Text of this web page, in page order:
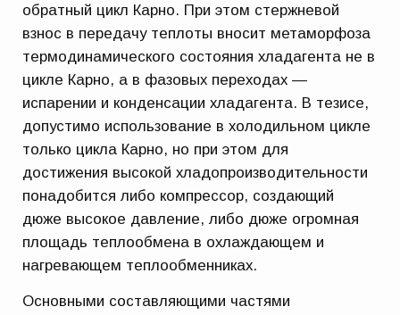
обратный цикл Карно. При этом стержневой
взнос в передачу теплоты вносит метаморфоза
термодинамического состояния хладагента не в
цикле Карно, а в фазовых переходах —
испарении и конденсации хладагента. В тезисе,
допустимо использование в холодильном цикле
только цикла Карно, но при этом для
достижения высокой хладопроизводительности
понадобится либо компрессор, создающий
дюже высокое давление, либо дюже огромная
площадь теплообмена в охлаждающем и
нагревающем теплообменниках.
Основными составляющими частями